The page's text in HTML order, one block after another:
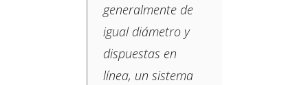
generalmente de
igual diámetro y
dispuestas en
línea, un sistema